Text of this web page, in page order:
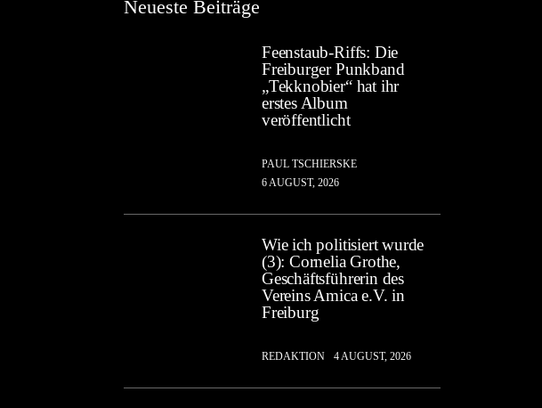
Neueste Beiträge
Feenstaub-Riffs: Die
Freiburger Punkband
„Tekknobier“ hat ihr
erstes Album
veröffentlicht
PAUL TSCHIERSKE
6 AUGUST, 2026
Wie ich politisiert wurde
(3): Cornelia Grothe,
Geschäftsführerin des
Vereins Amica e.V. in
Freiburg
REDAKTION 4 AUGUST, 2026